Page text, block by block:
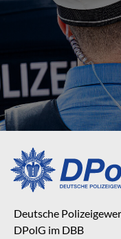
Deutsche
DPolG im DBB